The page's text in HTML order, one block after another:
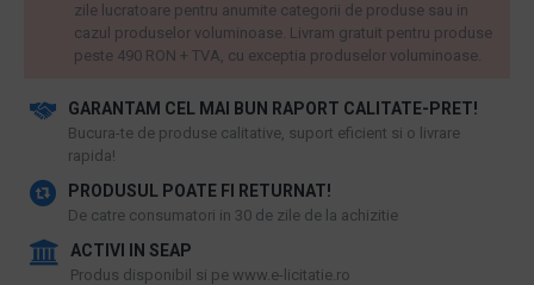
GARANTAM CEL MAI BUN RAPORT CALITATE-PRET!
​Bucura-te de produse calitative, suport eficient si o livrare
rapida!
PRODUSUL POATE FI RETURNAT!
De catre consumatori in 30 de zile de la achizitie
ACTIVI IN SEAP
Produs disponibil si pe www.e-licitatie.ro
zile lucratoare pentru anumite categorii de produse sau in
cazul produselor voluminoase. Livram gratuit pentru produse
peste 490 RON + TVA, cu exceptia produselor voluminoase.